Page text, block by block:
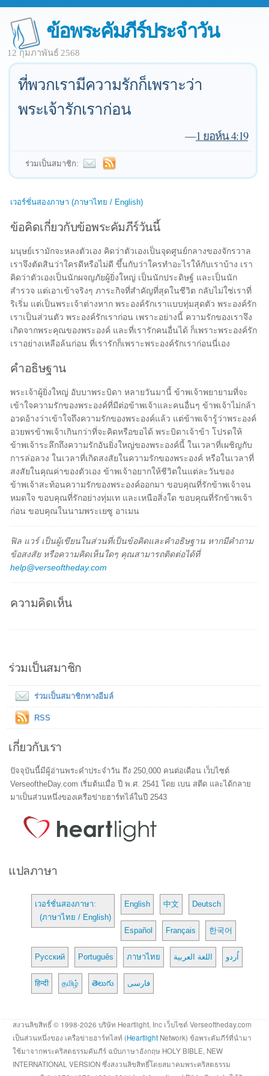
ข้อพระคัมภีร์ประจำวัน
12 กุมภาพันธ์ 2568
ที่พวกเรามีความรักก็เพราะว่า
พระเจ้ารักเราก่อน
—1 ยอห์น 4:19
ร่วมเป็นสมาชิก:
เวอร์ชั่นสองภาษา (ภาษาไทย / English)
ข้อคิดเกี่ยวกับข้อพระคัมภีร์วันนี้
มนุษย์เรามักจะหลงตัวเอง คิดว่าตัวเองเป็นจุดศูนย์กลางของจักรวาล
เราจึงตัดสินว่าใครดีหรือไม่ดี ขึ้นกับว่าใครทำอะไรให้กับเราบ้าง เรา
คิดว่าตัวเองเป็นนักผจญภัยผู้ยิ่งใหญ่ เป็นนักประดิษฐ์ และเป็นนัก
สำรวจ แต่เอาเข้าจริงๆ ภาระกิจที่สำคัญที่สุดในชีวิต กลับไม่ใช่เราที่
ริเริ่ม แต่เป็นพระเจ้าต่างหาก พระองค์รักเราแบบทุ่มสุดตัว พระองค์รัก
เราเป็นส่วนตัว พระองค์รักเราก่อน เพราะอย่างนี้ ความรักของเราจึง
เกิดจากพระคุณของพระองค์ และที่เรารักคนอื่นได้ ก็เพราะพระองค์รัก
เราอย่างเหลือล้นก่อน ที่เรารักก็เพราะพระองค์รักเราก่อนนี่เอง
คำอธิษฐาน
พระเจ้าผู้ยิ่งใหญ่ อับบาพระบิดา หลายวันมานี้ ข้าพเจ้าพยายามที่จะ
เข้าใจความรักของพระองค์ที่มีต่อข้าพเจ้าและคนอื่นๆ ข้าพเจ้าไม่กล้า
อวดอ้างว่าเข้าใจถึงความรักของพระองค์แล้ว แต่ข้าพเจ้ารู้ว่าพระองค์
อวยพรข้าพเจ้าเกินกว่าที่จะคิดหรือขอได้ พระบิดาเจ้าข้า โปรดให้
ข้าพเจ้าระลึกถึงความรักอันยิ่งใหญ่ของพระองค์นี้ ในเวลาที่เผชิญกับ
การล่อลวง ในเวลาที่เกิดสงสัยในความรักของพระองค์ หรือในเวลาที่
สงสัยในคุณค่าของตัวเอง ข้าพเจ้าอยากให้ชีวิตในแต่ละวันของ
ข้าพเจ้าสะท้อนความรักของพระองค์ออกมา ขอบคุณที่รักข้าพเจ้าจน
หมดใจ ขอบคุณที่รักอย่างทุ่มเท และเหนือสิ่งใด ขอบคุณที่รักข้าพเจ้า
ก่อน ขอบคุณในนามพระเยซู อาเมน
ฟิล แวร์ เป็นผู้เขียนในส่วนที่เป็นข้อคิดและคำอธิษฐาน หากมีคำถาม
ข้อสงสัย หรือความคิดเห็นใดๆ คุณสามารถติดต่อได้ที่
help@verseoftheday.com
ความคิดเห็น
ร่วมเป็นสมาชิก
ร่วมเป็นสมาชิกทางอีมล์
RSS
เกี่ยวกับเรา
ปัจจุบันนี้มีผู้อ่านพระคำประจำวัน ถึง 250,000 คนต่อเดือน เว็บไซต์
VerseoftheDay.com เริ่มต้นเมื่อ ปี พ.ศ. 2541 โดย เบน สตีด และได้กลาย
มาเป็นส่วนหนึ่งของเครือข่ายฮาร์ทไล์ในปี 2543
แปลภาษา
เวอร์ชั่นสองภาษา:
(ภาษาไทย / English)
English 中文 Deutsch
Español Français 한국어
Русский Português ภาษาไทย اللغة العربية اُردو
हिन्दी தமிழ் తెలుగు فارسی
สงวนลิขสิทธิ์ © 1998-2026 บริษัท Heartlight, Inc เว็บไซต์ Verseoftheday.com
เป็นส่วนหนึ่งของ เครือข่ายฮาร์ทไลท์ (Heartlight Network) ข้อพระคัมภีร์ที่นำมา
ใช้มาจากพระคริสตธรรมคัมภีร์ ฉบับภาษาอังกฤษ HOLY BIBLE, NEW
INTERNATIONAL VERSION ซึ่งสงวนลิขสิทธิ์โดยสมาคมพระคริสตธรรม